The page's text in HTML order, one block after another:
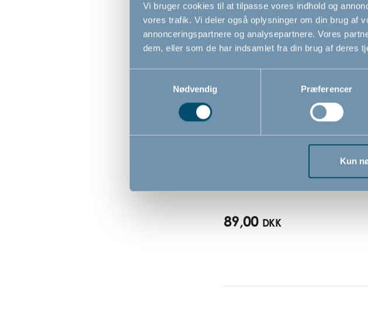
Vi bruger cookies til at tilpasse vores indhold og
vores trafik. Vi deler også oplysninger om din brug af
annonceringspartnere og analysepartnere. Vores
dem, eller som de har indsamlet fra din brug af deres
Nødvendig
Præferencer
Kun
89,00 DKK